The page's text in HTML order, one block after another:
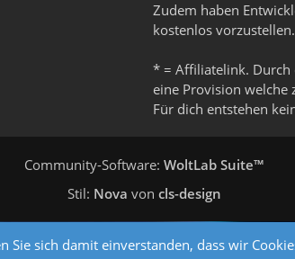
Zudem haben
kostenlos vorzustellen.
* = Affiliatelink. Durch
eine Provision welche
Für dich entstehen
Community-Software: WoltLab Suite™
Stil: Nova von cls-design
Sie sich damit einverstanden, dass wir